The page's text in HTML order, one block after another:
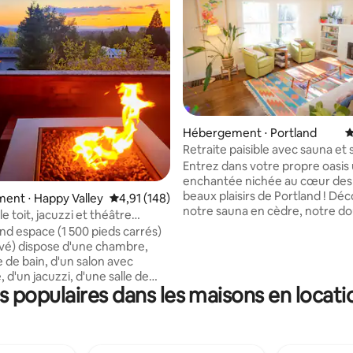
base de 289 commentaires : 4,99 sur 5
⋅ Happy Valley Évaluation moyenne sur la base de 148
4,91 (148)
toit, jacuzzi et théâtre
espace (1 500 pieds carrés)
dispose d'une chambre,
de bain, d'un salon avec
d'un jacuzzi, d'une salle de
ainsi que d'une
avec réfrigérateur de taille
Hébergement ⋅ Portland
Retraite paisible avec sauna et
extérieur
Entrez dans votre propre oasis
enchantée nichée au cœur
beaux plaisirs de Portland !
notre sauna en cèdre, notre
du café et perdez-vous dans
fantaisiste dans l'étreinte de la
populaires dans les maisons en